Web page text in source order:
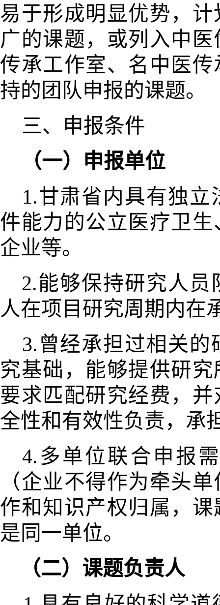
易于形成明显优势，计
广的课题，或列入中医
传承工作室、名中医
持的团队申报的课题。
三、申报条件
（一）申报单位
1.甘肃省内具有独
件能力的公立医疗卫
企业等。
2.能够保持研究人
人在项目 研究周期内在
3.曾经承担过相关
究基础，能够提供研
要求匹配研究经费， 并
全性和有效性负责，承
4.多单位联合申报
（企业不得作为牵头
作和知识产权归属，课
是同一单位。
（二）课题负责人